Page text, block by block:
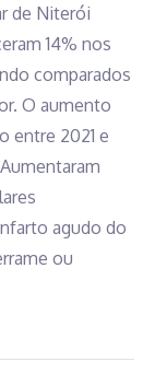
de Niterói
14% nos
comparados
O aumento
entre 2021 e
agudo do
ou